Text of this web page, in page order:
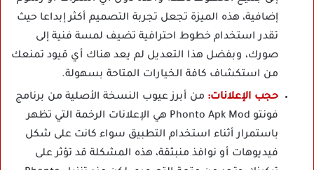
إضافية، هذه الميزة تجعل تجربة التصميم أكثر إبداعا حيث
تقدر استخدام خطوط احترافية تضيف لمسة فنية إلى
صورك، وبفضل هذا التعديل لم يعد هناك أي قيود تمنعك
من استكشاف كافة الخيارات المتاحة بسهولة.
حجب الإعلانات: من أبرز عيوب النسخة الأصلية من برنامج
فونتو Phonto Apk Mod هي الإعلانات الرخمة التي تظهر
باستمرار أثناء استخدام التطبيق سواء كانت على شكل
فيديوهات أو نوافذ منبثقة، هذه المشكلة قد تؤثر على